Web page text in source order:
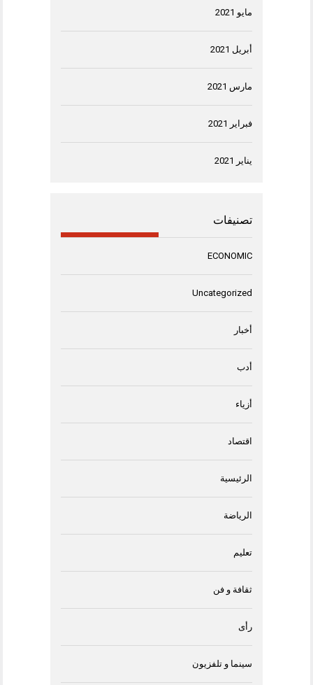
مايو 2021
أبريل 2021
مارس 2021
فبراير 2021
يناير 2021
تصنيفات
ECONOMIC
Uncategorized
أخبار
أدب
أزياء
اقتصاد
الرئيسية
الرياضة
تعليم
ثقافة و فن
رأى
سينما و تلفزيون